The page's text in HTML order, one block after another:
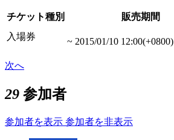
チケット種別 販売期間
入場券
~ 2015/01/10 12:00(+0800)
次へ
29 参加者
参加者を表示 参加者を非表示